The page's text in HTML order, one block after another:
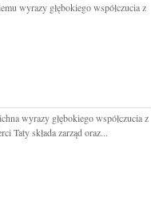
wyrazy głębokiego współczucia z
wyrazy głębokiego współczucia z
Taty składa zarząd oraz...